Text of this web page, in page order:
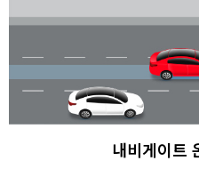
내비게이트